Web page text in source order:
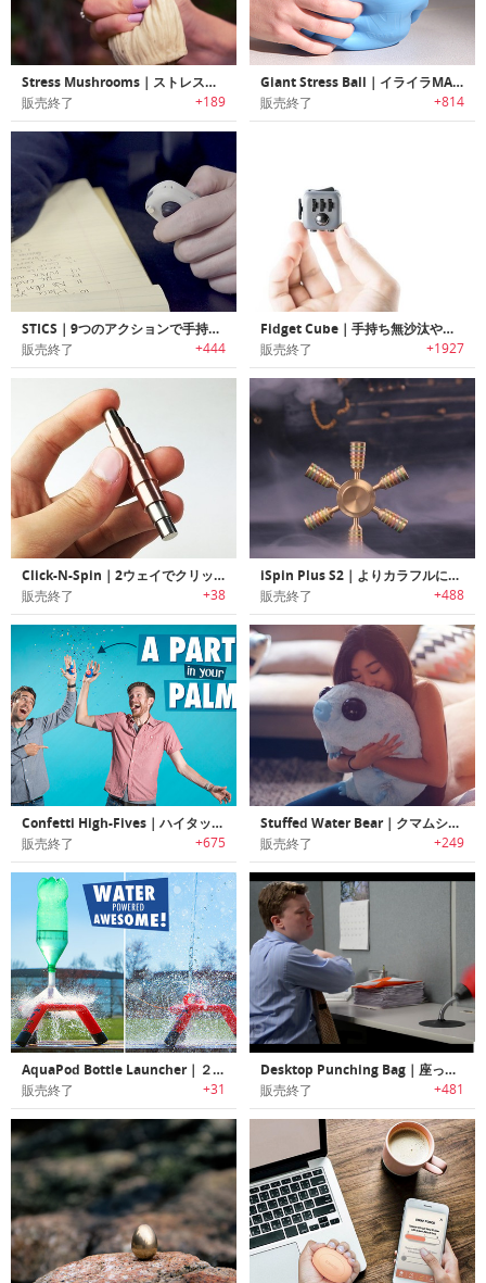
Stress Mushrooms｜ストレス解消に役立つマッシュルーム
販売終了 +189
Giant Stress Ball｜イライラMAXも解消できるジャイアントサイズストレスボール
販売終了 +814
STICS｜9つのアクションで手持ち無沙汰を解消するフィジッティングデバイス「スティックス」
販売終了 +444
Fidget Cube｜手持ち無沙汰やイライラを解消するデスクトイ「フィジィットキューブ」
販売終了 +1927
Click-N-Spin｜2ウェイでクリック・スピン可能なフィジットトイ「クリックNスピン」
販売終了 +38
iSpin Plus S2｜よりカラフルになった世界中で大人気のiSpinの新型ハンドスピナー「iSpin Plus S2」
販売終了 +488
Confetti High-Fives｜ハイタッチすると紙吹雪を飛ばすパーティグッズ「コンフェティハイファイブ」
販売終了 +675
Stuffed Water Bear｜クマムシモチーフのぬいぐるみ
販売終了 +249
AquaPod Bottle Launcher｜２Lペットボトルを30m飛ばせるボトルランチャー「アクアポッド」
販売終了 +31
Desktop Punching Bag｜座ったままストレス解消可能なデスクトップパンチングバッグ
販売終了 +481